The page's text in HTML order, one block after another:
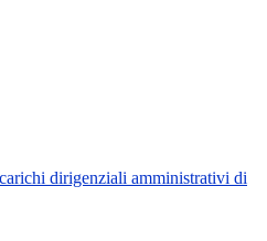
dirigenziali amministrativi di